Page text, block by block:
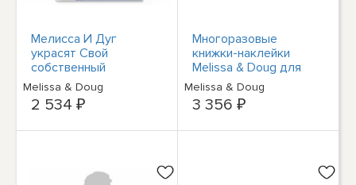
Мелисса И Дуг
украсят Свой
собственный
Деревянный набор
для создания
гоночных
Melissa & Doug
2 534 ₽
Многоразовые
книжки-наклейки
Melissa & Doug для
детей старше 3 лет,
Книжка-наклейка
принцессы, P
Melissa & Doug
3 356 ₽